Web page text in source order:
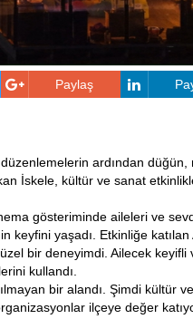
Paylaş
ardından
İskele, kültür ve sanat
gösteriminde aileleri ve
keyfini yaşadı. Etkinliğe
bir deneyimdi. Ailecek
kullandı.
bir alandı. Şimdi kültür
ilçeye değer